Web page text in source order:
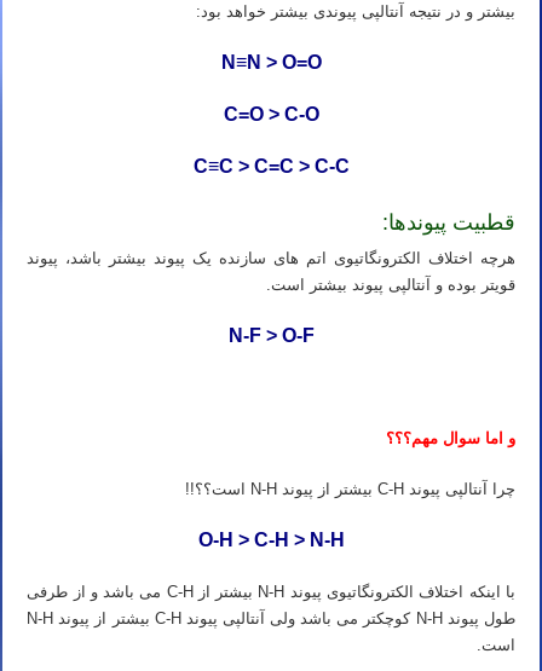
بیشتر و در نتیجه آنتالپی پیوندی بیشتر خواهد بود:
N≡N > O=O
C=O > C-O
C≡C > C=C > C-C
قطبیت پیوندها:
هرچه اختلاف الکترونگاتیوی اتم های سازنده یک پیوند بیشتر باشد، پیوند
قویتر بوده و آنتالپی پیوند بیشتر است.
N-F > O-F
و اما سوال مهم؟؟؟
چرا آنتالپی پیوند C-H بیشتر از پیوند N-H است؟؟!!
O-H > C-H > N-H
با اینکه اختلاف الکترونگاتیوی پیوند N-H بیشتر از C-H می باشد و از طرفی
طول پیوند N-H کوچکتر می باشد ولی آنتالپی پیوند C-H بیشتر از پیوند N-H
است.